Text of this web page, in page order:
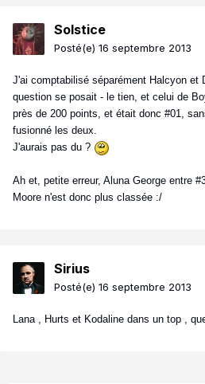
Solstice
Posté(e) 16 septembre 2013
J'ai comptabilisé séparément Halcyon et
question se posait - le tien, et celui de
près de 200 points, et était donc #01,
fusionné les deux.
J'aurais pas du ?
Ah et, petite erreur, Aluna George entre
Moore n'est donc plus classée :/
Sirius
Posté(e) 16 septembre 2013
Lana , Hurts et Kodaline dans un top ,